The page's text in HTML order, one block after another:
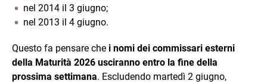
nel 2014 il 3 giugno;
nel 2013 il 4 giugno.
Questo fa pensare che i nomi dei commissari esterni
della Maturità 2026 usciranno entro la fine della
prossima settimana. Escludendo martedì 2 giugno,